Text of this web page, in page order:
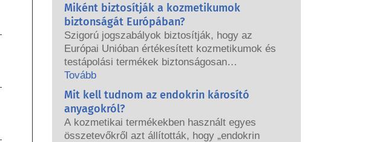
Miként biztosítják a kozmetikumok
biztonságát Európában?
Szigorú jogszabályok biztosítják, hogy az
Európai Unióban értékesített kozmetikumok és
testápolási termékek biztonságosan
használhatók legyenek. A vállalatok, az
országos és az európai szabályozó hatóságok
közösen felelősek a kozmetikai termékek
biztonságának megőrzéséért.
Tovább
Mit kell tudnom az endokrin károsító
anyagokról?
A kozmetikai termékekben használt egyes
összetevőkről azt állították, hogy „endokrin